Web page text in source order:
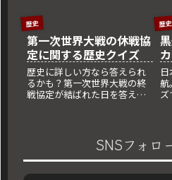
びを深めましょう。
歴史
第一次世界大戦の休戦協
定に関する歴史クイズ
歴史に詳しい方なら答えられ
るかも？第一次世界大戦の終
戦協定が結ばれた日を答えて
歴史
航
ズ
SNSフォロ